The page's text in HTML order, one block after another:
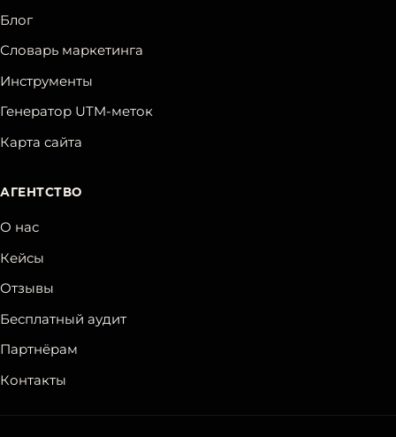
Блог
Словарь маркетинга
Инструменты
Генератор UTM-меток
Карта сайта
АГЕНТСТВО
О нас
Кейсы
Отзывы
Бесплатный аудит
Партнёрам
Контакты